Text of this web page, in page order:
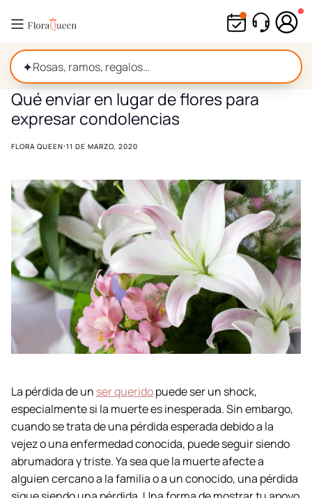
directamente
contenido
✦
Qué enviar en lugar de flores para
expresar condolencias
FLORA QUEEN·11 DE MARZO, 2020
La pérdida de un ser queridopuede ser un shock,
especialmente si la muerte es inesperada. Sin embargo,
cuando se trata de una pérdida esperada debido a la
vejez o una enfermedad conocida, puede seguir siendo
abrumadora y triste. Ya sea que la muerte afecte a
alguien cercano a la familia o a un conocido, una pérdida